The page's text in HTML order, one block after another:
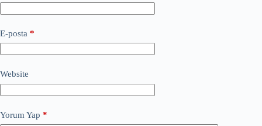
E-posta *
Website
Yorum Yap *